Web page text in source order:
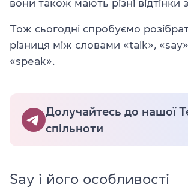
вони також мають різні відтінки
Тож сьогодні спробуємо
різниця між словами «talk»,
«speak».
Долучайтесь до нашої
спільноти
Say і його особливості